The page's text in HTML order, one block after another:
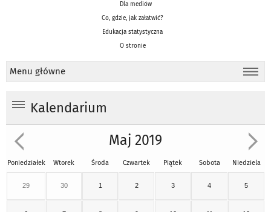
Dla mediów
Co, gdzie, jak załatwić?
Edukacja statystyczna
O stronie
Menu główne
Kalendarium
Maj 2019
Poniedziałek Wtorek Środa Czwartek Piątek Sobota Niedziela
29 30 1 2 3 4 5